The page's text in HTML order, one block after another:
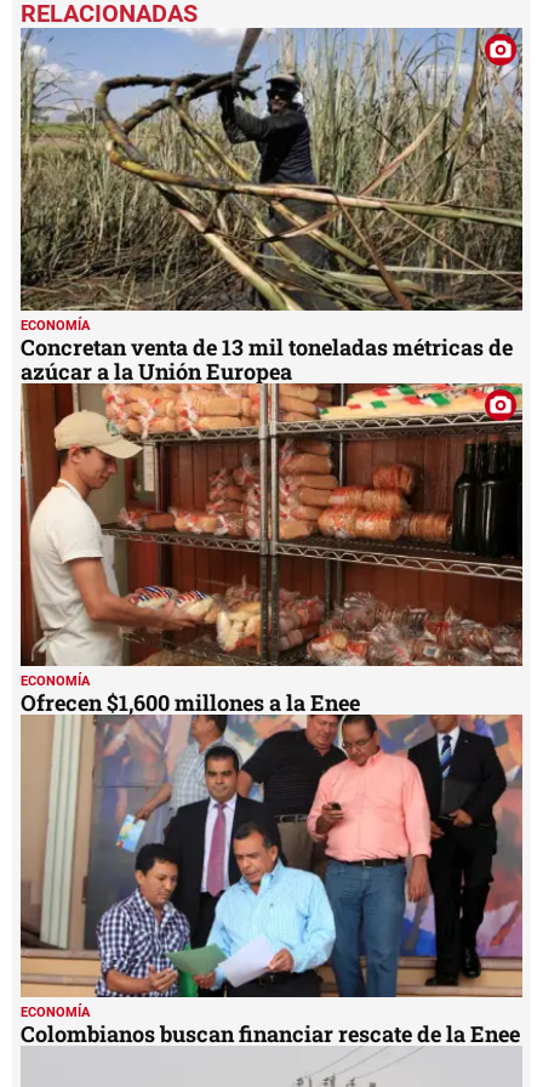
of
1
minute,
4
seconds
ECONOMÍA
Concretan venta de 13 mil toneladas métricas de
azúcar a la Unión Europea
ECONOMÍA
Ofrecen $1,600 millones a la Enee
ECONOMÍA
Colombianos buscan financiar rescate de la Enee